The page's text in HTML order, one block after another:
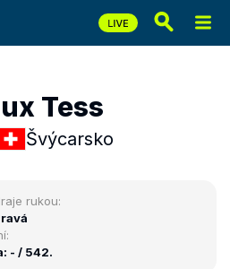
Tess
Švýcarsko
rukou:
- / 542.